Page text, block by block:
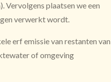
Vervolgens plaatsen we een
verwerkt wordt.
erf emissie van restanten van
of omgeving